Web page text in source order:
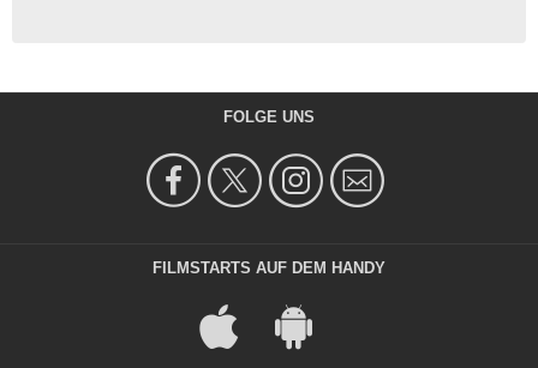
FOLGE UNS
FILMSTARTS AUF DEM HANDY